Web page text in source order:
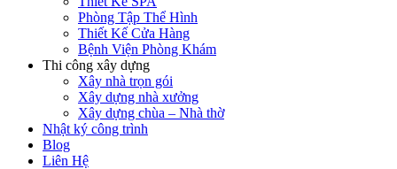
Phòng Tập Thể Hình
Thiết Kế Cửa Hàng
Bệnh Viện Phòng Khám
Thi công xây dựng
Xây nhà trọn gói
Xây dựng nhà xưởng
Xây dựng chùa – Nhà thờ
Nhật ký công trình
Blog
Liên Hệ